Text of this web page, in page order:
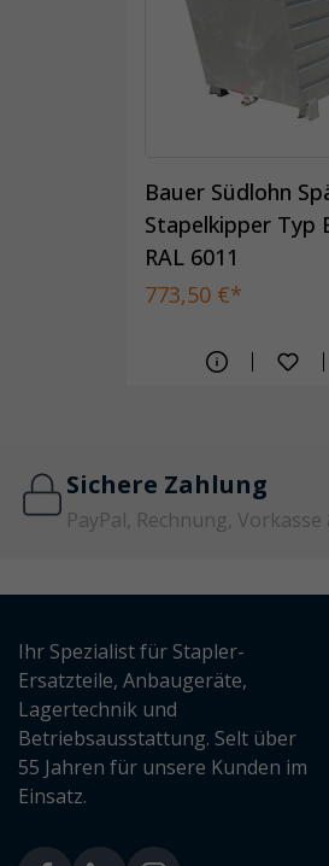
Bauer Südlohn
Stapelkipper Typ
RAL 6011
773,50 €*
Sichere Zahlung
PayPal, Rechnung, Vorkasse
Ihr Spezialist für Stapler-
Ersatzteile, Anbaugeräte,
Lagertechnik und
Betriebsausstattung. Selt über
55 Jahren für unsere Kunden im
Einsatz.